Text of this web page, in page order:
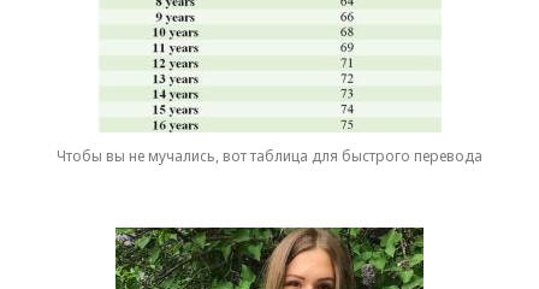
Чтобы вы не мучались, вот таблица для быстрого перевода